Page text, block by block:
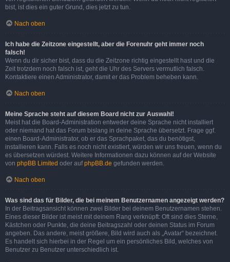
bist, ist dies ein guter Grund, dies jetzt zu tun.
Nach oben
Ich habe die Zeitzone eingestellt, aber die Forenuhr geht immer noch
falsch!
Wenn du dir sicher bist, dass du die Zeitzone richtig eingestellt hast und die
Zeit trotzdem noch falsch ist, geht die Uhr des Servers vermutlich falsch.
Kontaktiere einen Administrator, damit er das Problem beheben kann.
Nach oben
Meine Sprache steht auf diesem Board nicht zur Auswahl!
Meist hat die Board-Administration entweder deine Sprache nicht installiert
oder niemand hat das Forum bislang in deine Sprache übersetzt. Frage ggf.
einen Board-Administrator, ob er das Sprachpaket, das du benötigst,
installieren kann. Falls es noch nicht existiert, würden wir uns freuen, wenn du
es übersetzen würdest. Weitere Informationen dazu können auf der Website
von phpBB Limited oder aufphpBB.de gefunden werden.
Nach oben
Was sind das für Bilder, die bei meinem Benutzernamen angezeigt werden?
In der Beitragsansicht können zwei Bilder bei deinem Benutzernamen stehen.
Eines dieser Bilder ist meist mit deinem Rang verknüpft: Oft sind dies Sterne,
Kästchen oder Punkte, die deine Beitragszahl oder deinen Status im Forum
angeben. Das andere, meist größere, Bild wird auch als „Avatar“ bezeichnet.
Es handelt sich hierbei in der Regel um ein persönliches Bild, welches von
Benutzer zu Benutzer unterschiedlich ist.